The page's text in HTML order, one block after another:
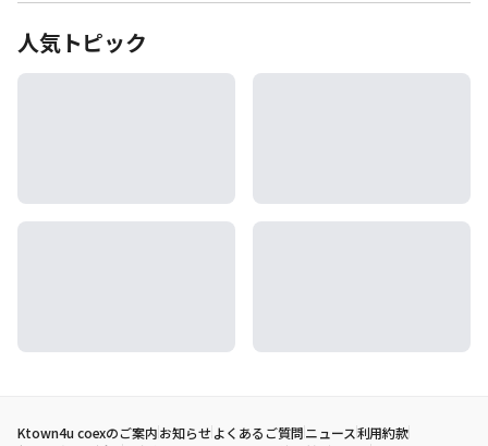
人気トピック
Ktown4u coexのご案内お知らせよくあるご質問ニュース利用約款